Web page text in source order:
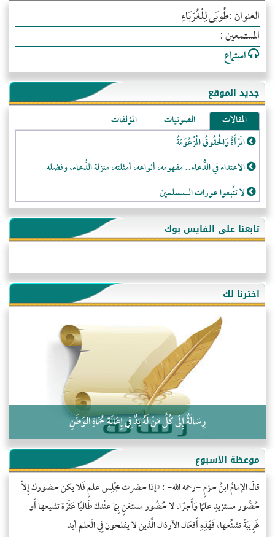
العنوان :طُوبَى لِلْغُرَبَاءِ
المستمعين :
استماع
جديد الموقع
المقالات الصوتيات
المؤلفات
المَرْأَةُ وَالْحُقُوقُ الْمَزْعُوَمَةُ
الاعتداء في الدُّعاء.. مفهومه، أنواعه، أمثلته، منزلة الدُّعاء، وفضله
لا تتَّبعوا عورات الـمسلمين
فقه النَّصيحة عند الصَّحابة الكرام رضي الله عنهم
لَا عِزَّةَ إِلَّا بِالإِسْلَامِ
هذه سبيلنا فماذا تنقمون؟!
أُسُـسُ بَـيْـتِ الـمُسْـلِمِ
التَّعْلِيمُ القُرْآنِي
كلمة إلى إخواني السلفيين في الجزائر
تابعنا على الفايس بوك
اخترنا لك
رِسَالَةٌ إِلَى كُلِّ مَنْ لَهُ يَدٌ فِي إِعَانَةِ حُمَاةِ الوَطَنِ
موعظة الأسبوع
قالَ الإمامُ ابنُ حزمٍ -رحمه الله- : «إذا حضرت مجْلِس علمٍ فَلا يكن حضورك إِلاّ
حُضُور مستزيدٍ علمًا وَأَجرًا، لا حُضُور مستغنٍ بِمَا عنْدك طَالبًا عَثْرَة تشيعها أَو
غَرِيبَةً تشنِّعها، فَهَذِهِ أَفعَال الأرذال الَّذين لا يفلحون فِي الْعلم أبد